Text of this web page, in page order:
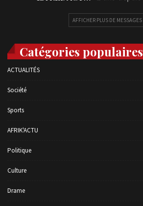
AFFICHER PLUS DE MESSAGES
Catégories populaires
ACTUALITÉS
Société
Sports
AFRIK'ACTU
Politique
Culture
Drame